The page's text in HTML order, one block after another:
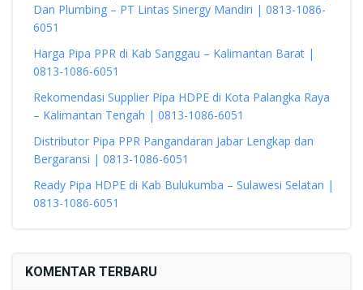
Dan Plumbing – PT Lintas Sinergy Mandiri | 0813-1086-
6051
Harga Pipa PPR di Kab Sanggau – Kalimantan Barat |
0813-1086-6051
Rekomendasi Supplier Pipa HDPE di Kota Palangka Raya
– Kalimantan Tengah | 0813-1086-6051
Distributor Pipa PPR Pangandaran Jabar Lengkap dan
Bergaransi | 0813-1086-6051
Ready Pipa HDPE di Kab Bulukumba – Sulawesi Selatan |
0813-1086-6051
KOMENTAR TERBARU